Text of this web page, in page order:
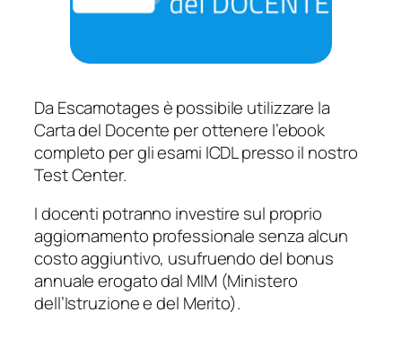
Da Escamotages è possibile utilizzare la
Carta del Docente per ottenere l’ebook
completo per gli esami ICDL presso il nostro
Test Center.
I docenti potranno investire sul proprio
aggiornamento professionale senza alcun
costo aggiuntivo, usufruendo del bonus
annuale erogato dal MIM (Ministero
dell’Istruzione e del Merito).